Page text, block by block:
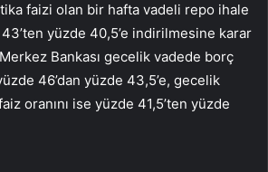
faizi olan bir hafta vadeli repo ihale
yüzde 40,5’e indirilmesine karar
Bankası gecelik vadede borç
46’dan yüzde 43,5’e, gecelik
oranını ise yüzde 41,5’ten yüzde